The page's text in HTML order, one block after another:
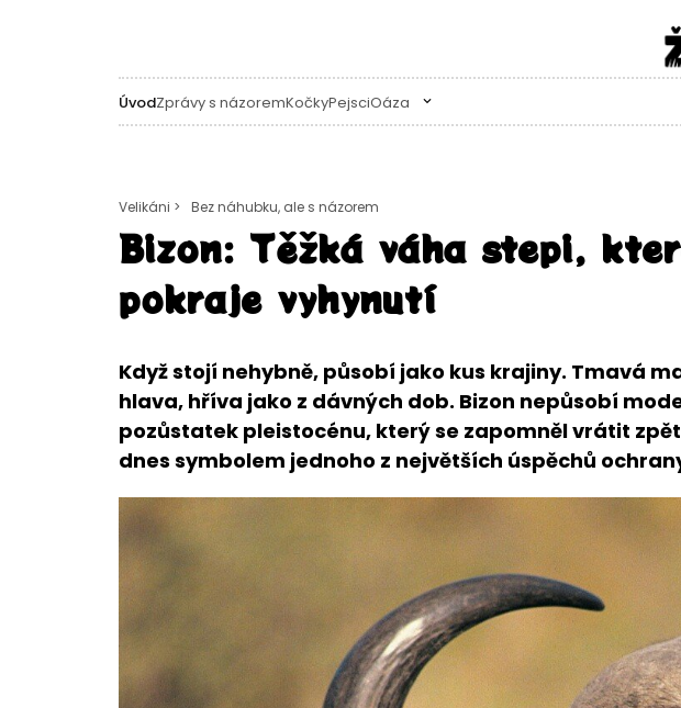
ÚvodZprávy s názoremKočkyPejsciOáza
Velikáni > Bez náhubku, ale s názorem
Bizon: Těžká váha stepi,
pokraje vyhynutí
Když stojí nehybně, působí jako kus krajiny. Tmavá
hlava, hříva jako z dávných dob. Bizon nepůsobí
pozůstatek pleistocénu, který se zapomněl vrátit
dnes symbolem jednoho z největších úspěchů